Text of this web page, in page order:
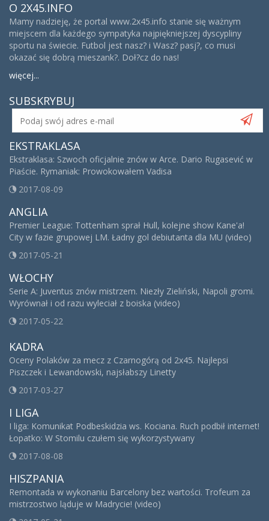
O 2X45.INFO
Mamy nadzieję, że portal www.2x45.info stanie się ważnym
miejscem dla każdego sympatyka najpiękniejszej dyscypliny
sportu na świecie. Futbol jest nasz? i Wasz? pasj?, co musi
okazać się dobrą mieszank?. Doł?cz do nas!
więcej...
SUBSKRYBUJ
EKSTRAKLASA
Ekstraklasa: Szwoch oficjalnie znów w Arce. Dario Rugasević w
Piaście. Rymaniak: Prowokowałem Vadisa
2017-08-09
ANGLIA
Premier League: Tottenham sprał Hull, kolejne show Kane'a!
City w fazie grupowej LM. Ładny gol debiutanta dla MU (video)
2017-05-21
WŁOCHY
Serie A: Juventus znów mistrzem. Niezły Zieliński, Napoli gromi.
Wyrównał i od razu wyleciał z boiska (video)
2017-05-22
KADRA
Oceny Polaków za mecz z Czarnogórą od 2x45. Najlepsi
Piszczek i Lewandowski, najsłabszy Linetty
2017-03-27
I LIGA
I liga: Komunikat Podbeskidzia ws. Kociana. Ruch podbił internet!
Łopatko: W Stomilu czułem się wykorzystywany
2017-08-08
HISZPANIA
Remontada w wykonaniu Barcelony bez wartości. Trofeum za
mistrzostwo ląduje w Madrycie! (video)